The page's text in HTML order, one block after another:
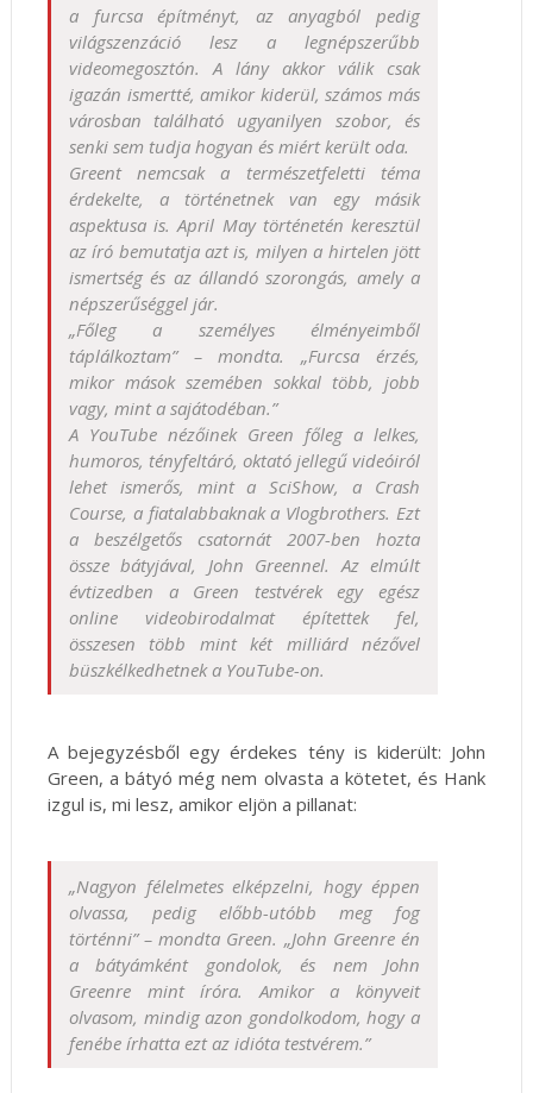
a furcsa építményt, az anyagból pedig
világszenzáció lesz a legnépszerűbb
videomegosztón. A lány akkor válik csak
igazán ismertté, amikor kiderül, számos más
városban található ugyanilyen szobor, és
senki sem tudja hogyan és miért került oda.
Greent nemcsak a természetfeletti téma
érdekelte, a történetnek van egy másik
aspektusa is. April May történetén keresztül
az író bemutatja azt is, milyen a hirtelen jött
ismertség és az állandó szorongás, amely a
népszerűséggel jár.
„Főleg a személyes élményeimből
táplálkoztam” – mondta. „Furcsa érzés,
mikor mások szemében sokkal több, jobb
vagy, mint a sajátodéban.”
A YouTube nézőinek Green főleg a lelkes,
humoros, tényfeltáró, oktató jellegű videóiról
lehet ismerős, mint a SciShow, a Crash
Course, a fiatalabbaknak a Vlogbrothers. Ezt
a beszélgetős csatornát 2007-ben hozta
össze bátyjával, John Greennel. Az elmúlt
évtizedben a Green testvérek egy egész
online videobirodalmat építettek fel,
összesen több mint két milliárd nézővel
büszkélkedhetnek a YouTube-on.
A bejegyzésből egy érdekes tény is kiderült: John
Green, a bátyó még nem olvasta a kötetet, és Hank
izgul is, mi lesz, amikor eljön a pillanat:
„Nagyon félelmetes elképzelni, hogy éppen
olvassa, pedig előbb-utóbb meg fog
történni” – mondta Green. „John Greenre én
a bátyámként gondolok, és nem John
Greenre mint íróra. Amikor a könyveit
olvasom, mindig azon gondolkodom, hogy a
fenébe írhatta ezt az idióta testvérem.”